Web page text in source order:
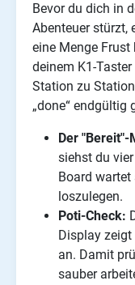
Bevor du dich in
Abenteuer stürzt,
eine Menge Frust
deinem K1-
Station zu
„done“ endgültig
Der "Bereit"-
siehst du
Board
loszulegen.
Poti-Check:
Display
an. Damit
sauber